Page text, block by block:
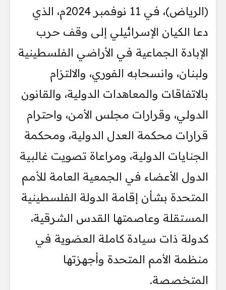
(الرياض)، في 11 نوفمبر 2024م، الذي
دعا الكيان الإسرائيلي إلى وقف حرب
الإبادة الجماعية في الأراضي الفلسطينية
ولبنان، وانسحابه الفوري، والالتزام
بالاتفاقات والمعاهدات الدولية، والقانون
الدولي، وقرارات مجلس الأمن، واحترام
قرارات محكمة العدل الدولية، ومحكمة
الجنايات الدولية، ومراعاة تصويت غالبية
الدول الأعضاء في الجمعية العامة للأمم
المتحدة بشأن إقامة الدولة الفلسطينية
المستقلة وعاصمتها القدس الشرقية،
كدولة ذات سيادة كاملة العضوية في
منظمة الأمم المتحدة وأجهزتها
المتخصصة.